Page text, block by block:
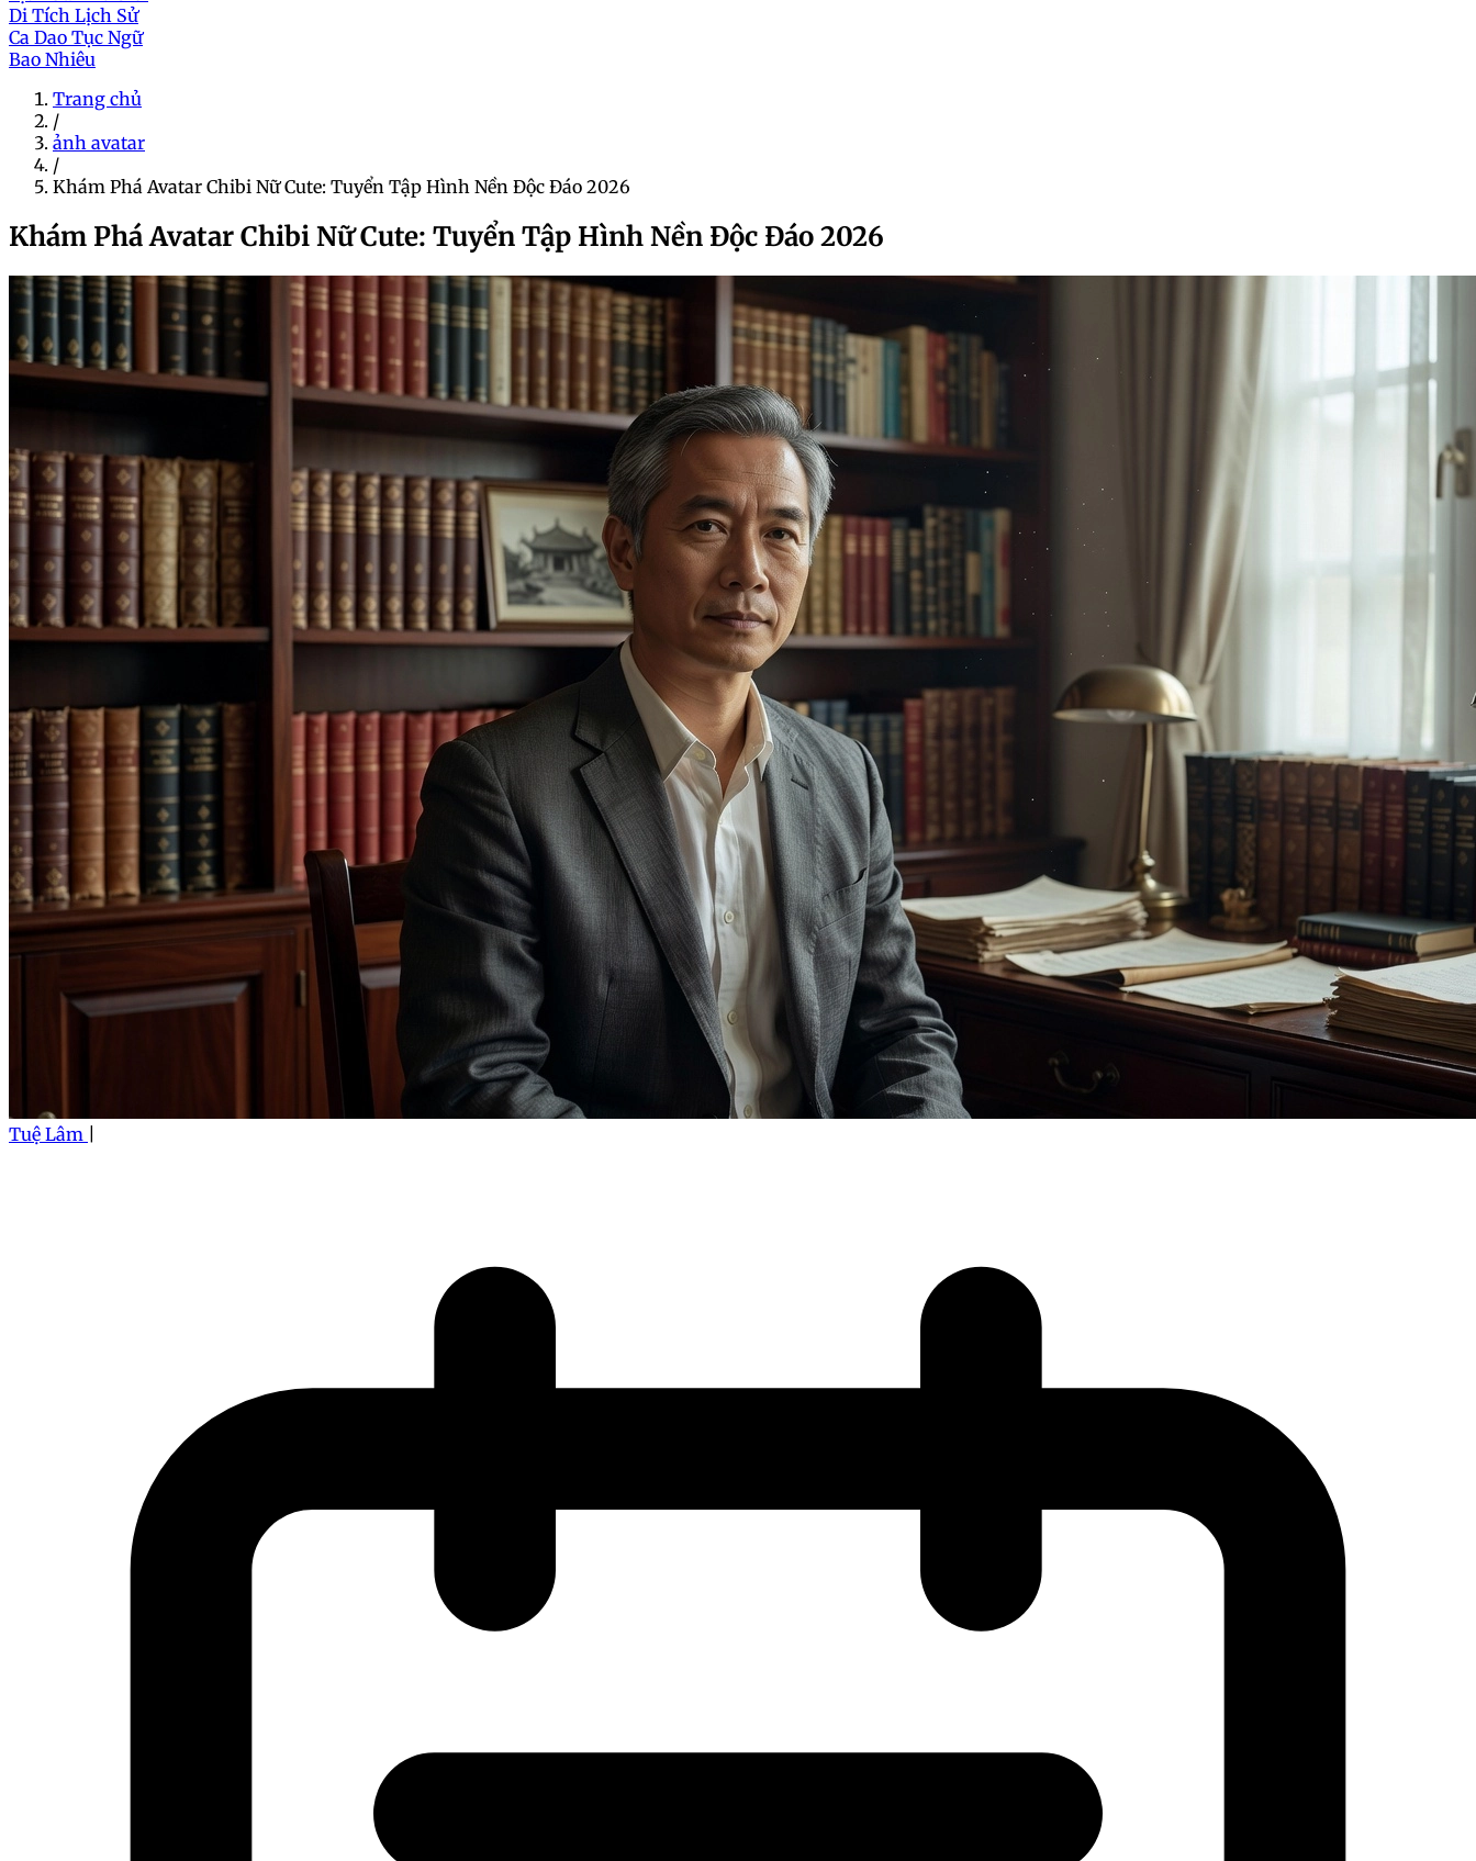
Di Tích Lịch Sử
Ca Dao Tục Ngữ
Bao Nhiêu
Trang chủ
/
ảnh avatar
/
Khám Phá Avatar Chibi Nữ Cute: Tuyển Tập Hình Nền Độc Đáo 2026
Khám Phá Avatar Chibi Nữ Cute: Tuyển Tập Hình Nền Độc Đáo 2026
Tuệ Lâm